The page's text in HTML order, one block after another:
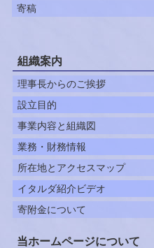
寄稿
組織案内
理事長からのご挨拶
設立目的
事業内容と組織図
業務・財務情報
所在地とアクセスマップ
イタルダ紹介ビデオ
寄附金について
当ホームページについて